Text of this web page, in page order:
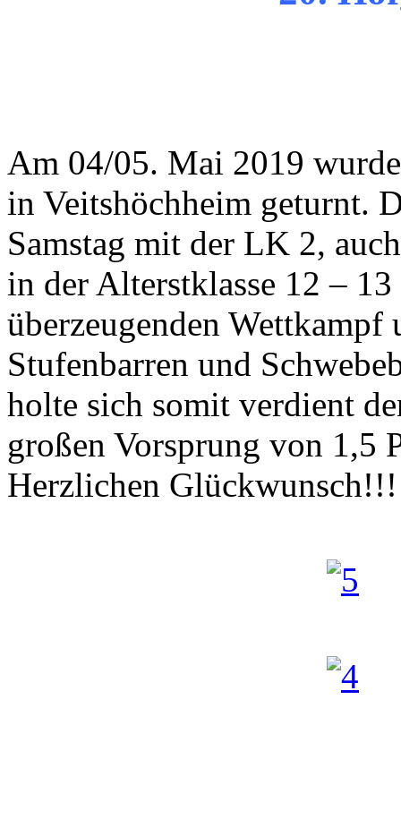
Am 04/05. Mai 2019
in Veitshöchheim geturnt.
Samstag mit der LK 2,
in der Alterstklasse 12 –
überzeugenden Wettkampf
Stufenbarren und
holte sich somit verdient
großen Vorsprung von 1,5
Herzlichen